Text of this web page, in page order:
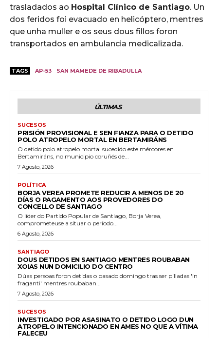
trasladados ao Hospital Clínico de Santiago. Un
dos feridos foi evacuado en helicóptero, mentres
que unha muller e os seus dous fillos foron
transportados en ambulancia medicalizada.
TAGS AP-53 SAN MAMEDE DE RIBADULLA
ÚLTIMAS
SUCESOS
PRISIÓN PROVISIONAL E SEN FIANZA PARA O DETIDO
POLO ATROPELO MORTAL EN BERTAMIRÁNS
O detido polo atropelo mortal sucedido este mércores en
Bertamiráns, no municipio coruñés de...
7 Agosto, 2026
POLÍTICA
BORJA VEREA PROMETE REDUCIR A MENOS DE 20
DÍAS O PAGAMENTO AOS PROVEDORES DO
CONCELLO DE SANTIAGO
O líder do Partido Popular de Santiago, Borja Verea,
comprometeuse a situar o período...
6 Agosto, 2026
SANTIAGO
DOUS DETIDOS EN SANTIAGO MENTRES ROUBABAN
XOIAS NUN DOMICILIO DO CENTRO
Dúas persoas foron detidas o pasado domingo tras ser pilladas 'in
fraganti' mentres roubaban...
7 Agosto, 2026
SUCESOS
INVESTIGADO POR ASASINATO O DETIDO LOGO DUN
ATROPELO INTENCIONADO EN AMES NO QUE A VÍTIMA
FALECEU